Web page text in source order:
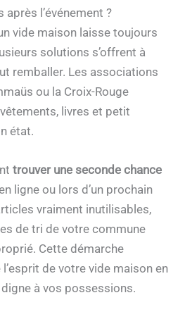
après l’événement ?
vide maison laisse toujours
solutions s’offrent à
remballer. Les associations
ou la Croix-Rouge
livres et petit
état.
trouver une seconde chance
ligne ou lors d’un prochain
vraiment inutilisables,
de tri de votre commune
Cette démarche
de votre vide maison en
à vos possessions.